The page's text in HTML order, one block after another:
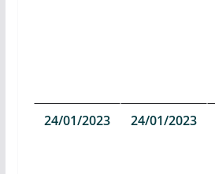
24/01/2023
24/01/2023